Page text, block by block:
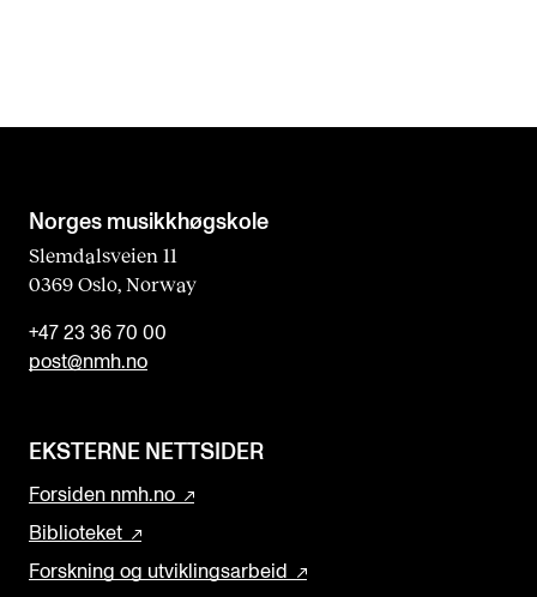
Norges musikk­høgskole
Slemdalsveien 11
0369 Oslo, Norway
+47 23 36 70 00
post@nmh.no
EKSTERNE NETTSIDER
Forsiden nmh.no
Biblioteket
Forskning og utviklingsarbeid